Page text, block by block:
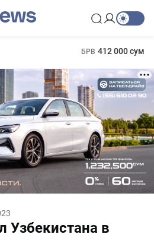
БРВ 412 000 сум
Узбекистана в